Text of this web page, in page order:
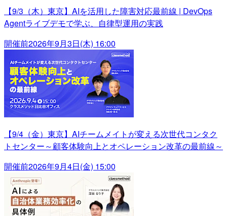
【9/3（木）東京】AIを活用した障害対応最前線 | DevOps
Agentライブデモで学ぶ、自律型運用の実践
開催前2026年9月3日(木) 16:00
【9/4（金）東京】AIチームメイトが変える次世代コンタク
トセンター～顧客体験向上とオペレーション改革の最前線～
開催前2026年9月4日(金) 15:00